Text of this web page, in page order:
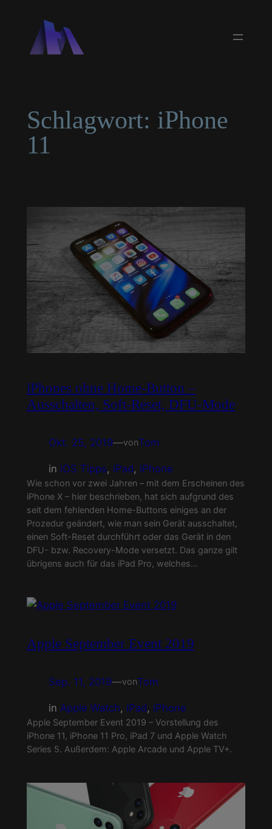
springen
Schlagwort: iPhone
11
iPhones ohne Home-Button –
Ausschalten, Soft-Reset, DFU-Mode
Okt. 25, 2019—vonTom
in iOS Tipps, iPad, iPhone
Wie schon vor zwei Jahren – mit dem Erscheinen des
iPhone X – hier beschrieben, hat sich aufgrund des
seit dem fehlenden Home-Buttons einiges an der
Prozedur geändert, wie man sein Gerät ausschaltet,
einen Soft-Reset durchführt oder das Gerät in den
DFU- bzw. Recovery-Mode versetzt. Das ganze gilt
übrigens auch für das iPad Pro, welches…
Apple September Event 2019
Sep. 11, 2019—vonTom
in Apple Watch, iPad, iPhone
Apple September Event 2019 – Vorstellung des
iPhone 11, iPhone 11 Pro, iPad 7 und Apple Watch
Series 5. Außerdem: Apple Arcade und Apple TV+.